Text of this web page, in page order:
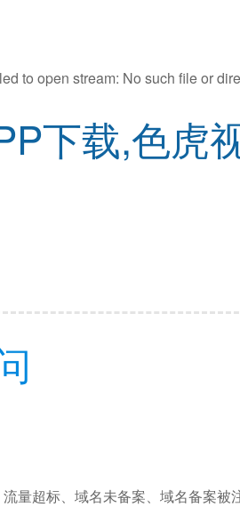
to open stream: No such file or
下载,色虎
量超标、域名未备案、域名备案被